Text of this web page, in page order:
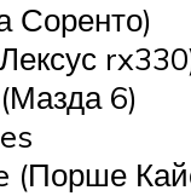
Соренто)
6)
(Порше